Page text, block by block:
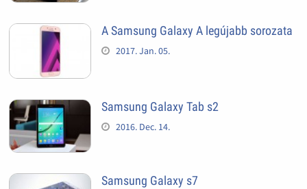
A Samsung Galaxy A legújabb sorozata
2017. Jan. 05.
Samsung Galaxy Tab s2
2016. Dec. 14.
Samsung Galaxy s7